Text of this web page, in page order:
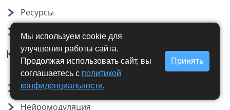
Ресурсы
Контакты
Каталог продукции
Аритмология
Нейромодуляция
Мы используем cookie для
улучшения работы сайта.
Продолжая использовать сайт, вы
соглашаетесь с политикой
конфиденциальности.
Принять